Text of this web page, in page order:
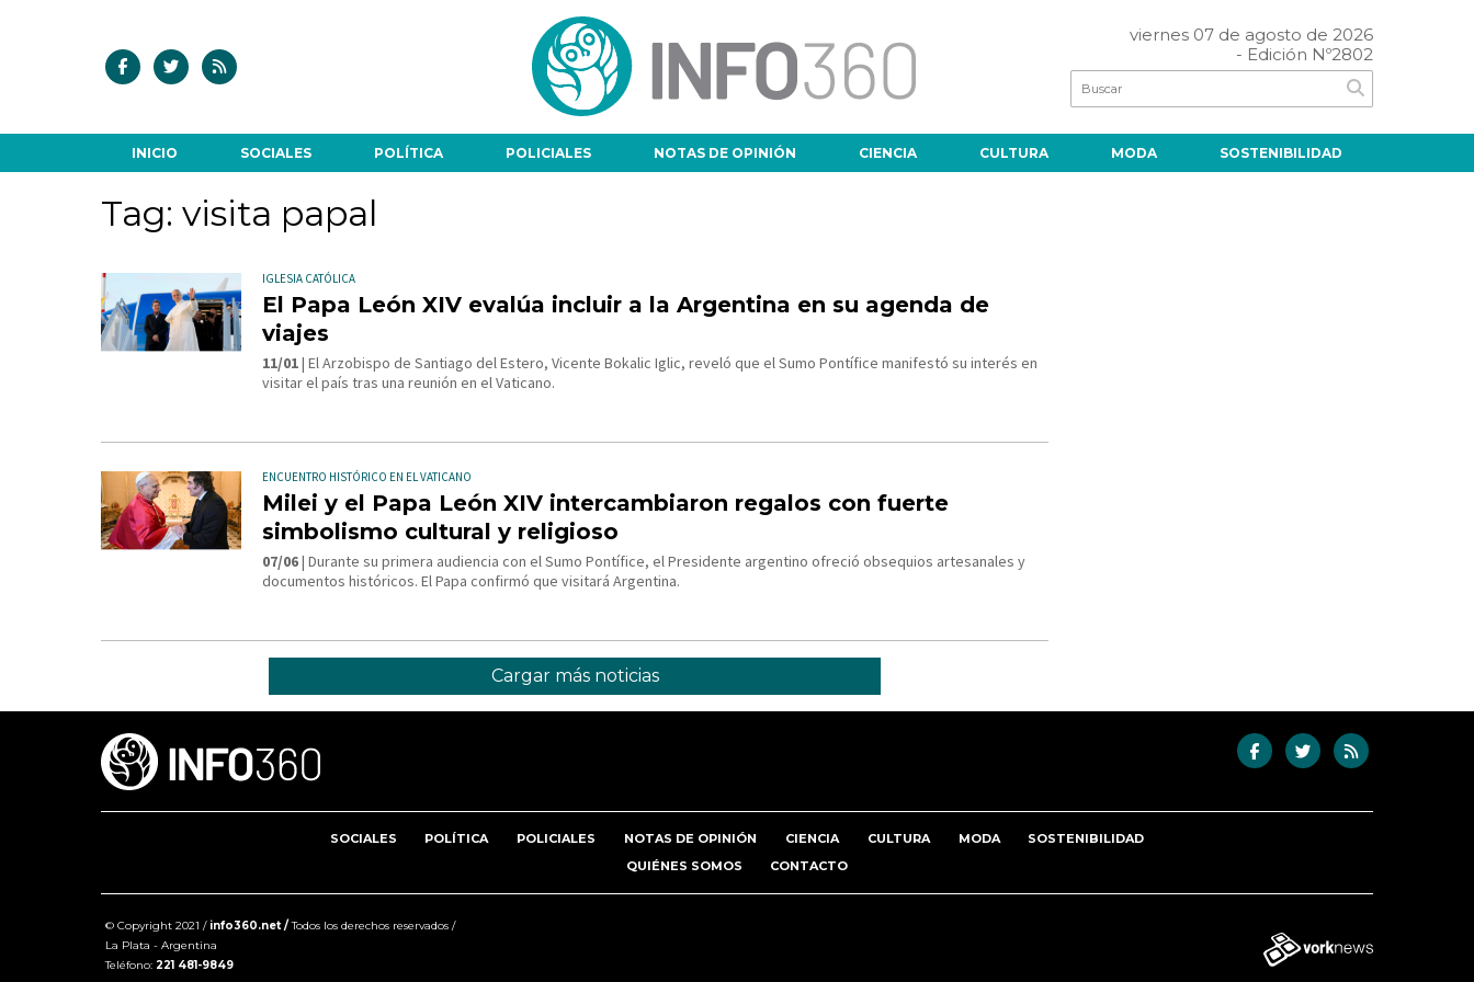
viernes 07 de agosto de 2026
- Edición Nº2802
INICIO SOCIALES POLÍTICA POLICIALES NOTAS DE OPINIÓN CIENCIA CULTURA MODA SOSTENIBILIDAD
Tag: visita papal
IGLESIA CATÓLICA
El Papa León XIV evalúa incluir a la Argentina en su agenda de
viajes
11/01| El Arzobispo de Santiago del Estero, Vicente Bokalic Iglic, reveló que el Sumo Pontífice manifestó su interés en
visitar el país tras una reunión en el Vaticano.
ENCUENTRO HISTÓRICO EN EL VATICANO
Milei y el Papa León XIV intercambiaron regalos con fuerte
simbolismo cultural y religioso
07/06| Durante su primera audiencia con el Sumo Pontífice, el Presidente argentino ofreció obsequios artesanales y
documentos históricos. El Papa confirmó que visitará Argentina.
Cargar más noticias
SOCIALES POLÍTICA POLICIALES NOTAS DE OPINIÓN CIENCIA CULTURA MODA
SOSTENIBILIDAD
QUIÉNES SOMOS
CONTACTO
© Copyright 2021 / info360.net /Todos los derechos reservados /
La Plata - Argentina
Teléfono: 221 481-9849